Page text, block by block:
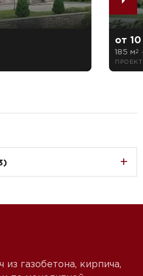
от
185 м2
газобетона, кирпича,